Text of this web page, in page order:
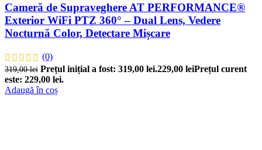
Cameră de Supraveghere AT PERFORMANCE®
Exterior WiFi PTZ 360° – Dual Lens, Vedere
Nocturnă Color, Detectare Mișcare
(0)
319,00lei Prețul inițial a fost: 319,00 lei.229,00 leiPrețul curent
este: 229,00 lei.
Adaugă în coș